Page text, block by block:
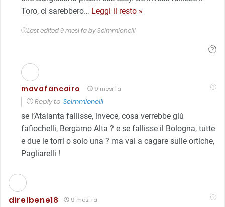
Toro, ci sarebbero… Leggi il resto »
Last edited 9 mesi fa by Scimmionelli
mavafancairo 9 mesi fa
Reply to Scimmionelli
se l’Atalanta fallisse, invece, cosa verrebbe giù
fafiochelli, Bergamo Alta ? e se fallisse il Bologna, tutte
e due le torri o solo una ? ma vai a cagare sulle ortiche,
Pagliarelli !
direibene18 9 mesi fa